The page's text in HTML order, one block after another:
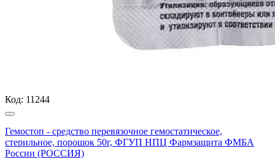
Код: 11244
Гемостоп - средство перевязочное гемостатическое,
стерильное, порошок 50г, ФГУП НПЦ Фармзащита ФМБА
России (РОССИЯ)